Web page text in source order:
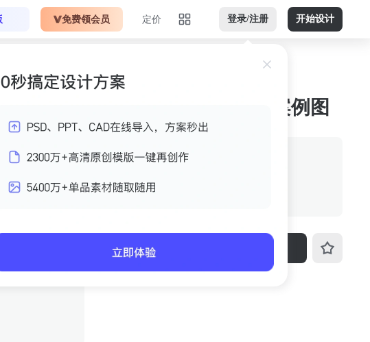
免费领会员 定价 登录/注册 开始设计
暗色调黑色竖版jpg 案例图
来源 室内设计联盟
尺寸